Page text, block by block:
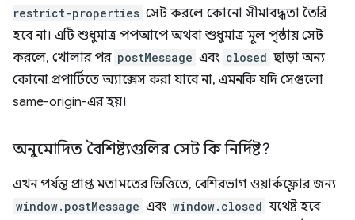
restrict-properties সেট করলে কোনো সীমাবদ্ধতা তৈরি
হবে না। এটি শুধুমাত্র পপআপে অথবা শুধুমাত্র মূল পৃষ্ঠায় সেট
করলে, খোলার পর postMessage এবং closed ছাড়া অন্য
কোনো প্রপার্টিতে অ্যাক্সেস করা যাবে না, এমনকি যদি সেগুলো
same-origin-এর হয়।
অনুমোদিত বৈশিষ্ট্যগুলির সেট কি নির্দিষ্ট?
এখন পর্যন্ত প্রাপ্ত মতামতের ভিত্তিতে, বেশিরভাগ ওয়ার্কফ্লোর জন্য
window.postMessage এবং window.closed যথেষ্ট হবে